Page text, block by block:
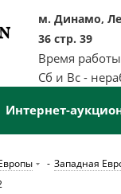
м. Динамо,
36 стр. 39
Время
Сб и Вс -
Интернет-
- Западная